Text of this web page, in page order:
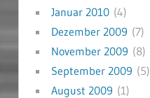
Januar 2010(4)
Dezember 2009 (7)
November 2009 (8)
September 2009 (5)
August 2009 (1)